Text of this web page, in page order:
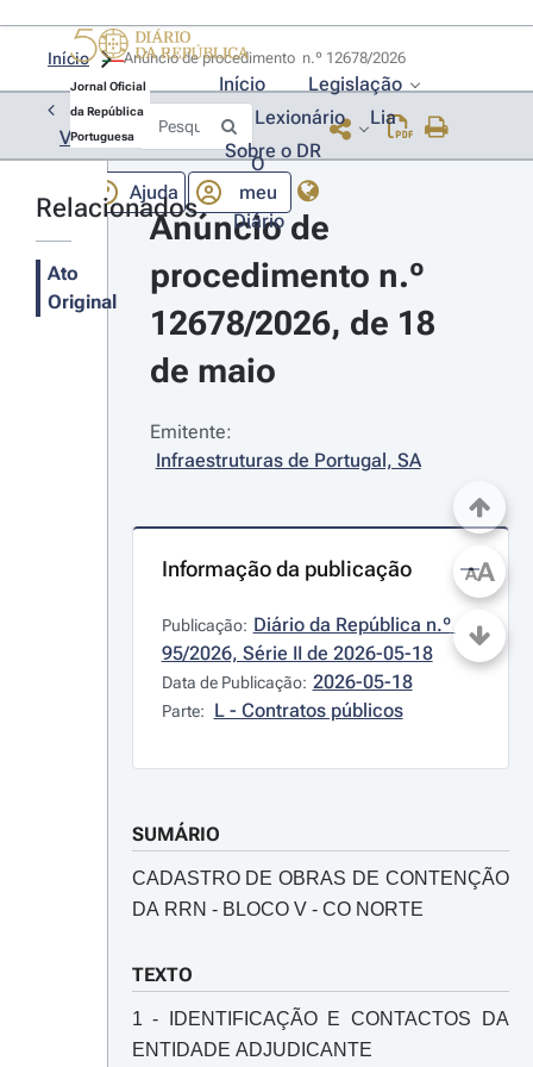
Jornal Oficial
da República
Portuguesa
Início
Legislação
Lexionário
Lia
Sobre o DR
Ajuda
O
meu
Diário
Início
Voltar
Relacionados
Ato
Original
Anúncio de
procedimento n.º
12678/2026, de 18
de maio
Emitente:
Infraestruturas de Portugal, SA
Informação da publicação
Publicação: Diário da República n.º
95/2026, Série II de 2026-05-18
Data de Publicação: 2026-05-18
Parte: L - Contratos públicos
SUMÁRIO
CADASTRO DE OBRAS DE CONTENÇÃO
DA RRN - BLOCO V - CO NORTE
TEXTO
1 - IDENTIFICAÇÃO E CONTACTOS DA
ENTIDADE ADJUDICANTE
AA